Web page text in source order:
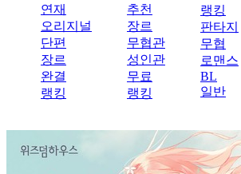
연재
오리지널
단편
장르
완결
랭킹
추천
장르
무협관
성인관
무료
랭킹
랭킹
판타지
무협
로맨스
BL
일반